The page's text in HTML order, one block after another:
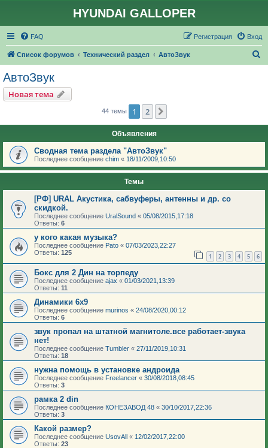
HYUNDAI GALLOPER
FAQ Вход
Регистрация
Список форумов Технический раздел АвтоЗвук
АвтоЗвук
Новая тема
44 темы 1 2
Объявления
Сводная тема раздела "АвтоЗвук"
Последнее сообщение chim « 18/11/2009,10:50
Темы
[РФ] URAL Акустика, сабвуферы, антенны и др. со
скидкой.
Последнее сообщение UralSound « 05/08/2015,17:18
Ответы: 6
у кого какая музыка?
Последнее сообщение Pato « 07/03/2023,22:27
Ответы: 125 1 2 3 4 5 6
Бокс для 2 Дин на торпеду
Последнее сообщение ajax « 01/03/2021,13:39
Ответы: 11
Динамики 6х9
Последнее сообщение murinos « 24/08/2020,00:12
Ответы: 6
звук пропал на штатной магнитоле.все работает-звука
нет!
Последнее сообщение Tumbler « 27/11/2019,10:31
Ответы: 18
нужна помощь в установке андроида
Последнее сообщение Freelancer « 30/08/2018,08:45
Ответы: 3
рамка 2 din
Последнее сообщение КОНЕЗАВОД 48 « 30/10/2017,22:36
Ответы: 3
Какой размер?
Последнее сообщение UsovAll « 12/02/2017,22:00
Ответы: 23